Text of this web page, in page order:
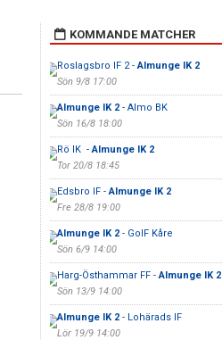
KOMMANDE MATCHER
Roslagsbro IF 2 -Almunge IK 2
Sön 9/8 17:00
Almunge IK 2- Almo BK
Sön 16/8 18:00
Rö IK -Almunge IK 2
Tor 20/8 18:45
Edsbro IF -Almunge IK 2
Fre 28/8 19:00
Almunge IK 2- GoIF Kåre
Sön 6/9 14:00
Harg-Östhammar FF -Almunge IK 2
Sön 13/9 14:00
Almunge IK 2- Lohärads IF
Lör 19/9 14:00